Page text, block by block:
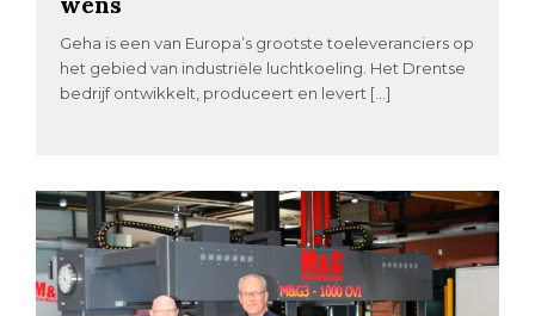
Geha is een van Europa’s grootste toeleveranciers op
het gebied van industriële luchtkoeling. Het Drentse
bedrijf ontwikkelt, produceert en levert […]